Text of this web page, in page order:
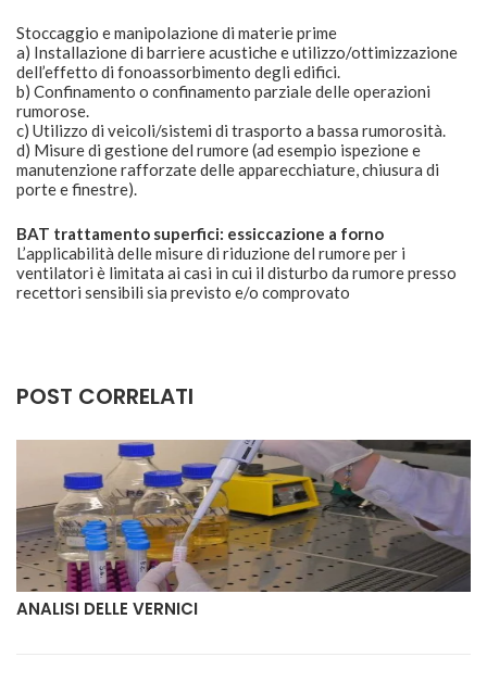
Stoccaggio e manipolazione di materie prime
a) Installazione di barriere acustiche e utilizzo/ottimizzazione
dell’effetto di fonoassorbimento degli edifici.
b) Confinamento o confinamento parziale delle operazioni
rumorose.
c) Utilizzo di veicoli/sistemi di trasporto a bassa rumorosità.
d) Misure di gestione del rumore (ad esempio ispezione e
manutenzione rafforzate delle apparecchiature, chiusura di
porte e finestre).
BAT trattamento superfici: essiccazione a forno
L’applicabilità delle misure di riduzione del rumore per i
ventilatori è limitata ai casi in cui il disturbo da rumore presso
recettori sensibili sia previsto e/o comprovato
POST CORRELATI
ANALISI DELLE VERNICI